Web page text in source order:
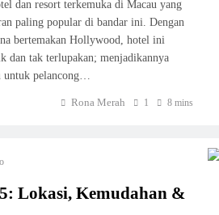
dan resort terkemuka di Macau yang
paling popular di bandar ini. Dengan
bertemakan Hollywood, hotel ini
dan tak terlupakan; menjadikannya
untuk pelancong…
Rona Merah 1 8 mins
Lokasi, Kemudahan &